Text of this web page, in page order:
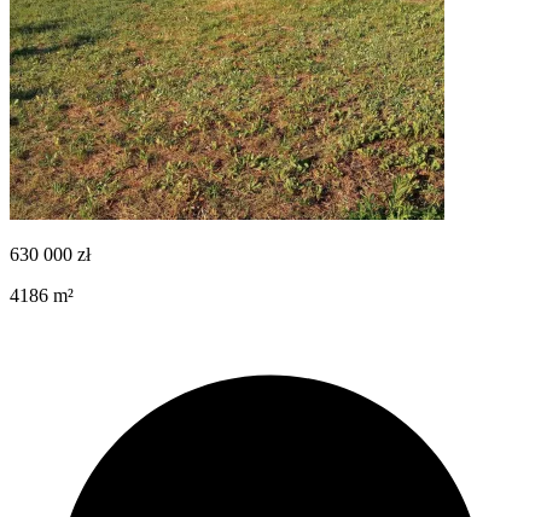
630 000 zł
4186 m²